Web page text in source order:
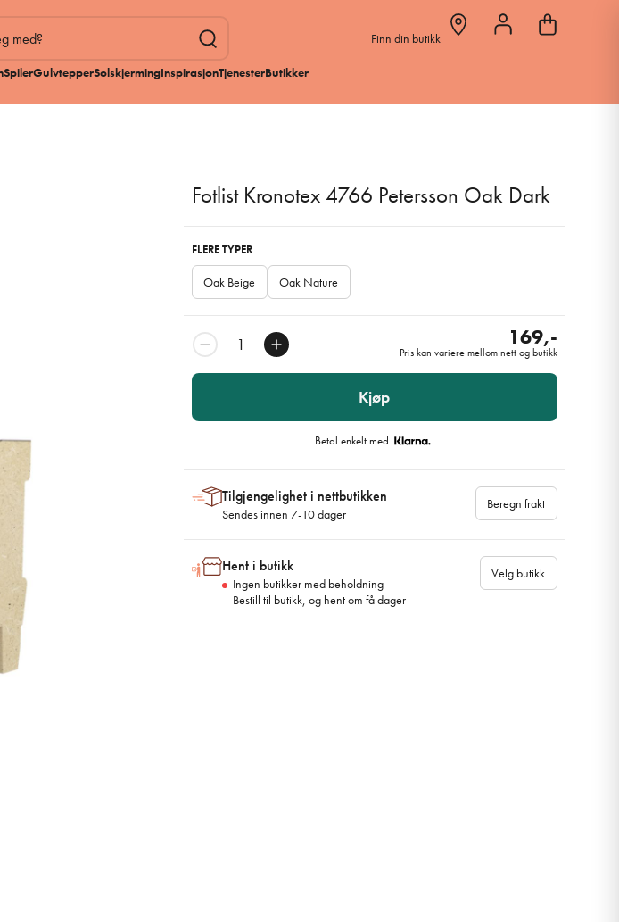
Finn din butikk
SpilerGulvtepperSolskjermingInspirasjonTjenesterButikker
Fotlist Kronotex 4766 Petersson Oak Dark
FLERE TYPER
Oak Beige Oak Nature
169,-
Pris kan variere mellom nett og butikk
Kjøp
Betal enkelt med
Tilgjengelighet i nettbutikken
Sendes innen 7-10 dager
Beregn frakt
Hent i butikk
Ingen butikker med beholdning -
Bestill til butikk, og hent om få dager
Velg butikk